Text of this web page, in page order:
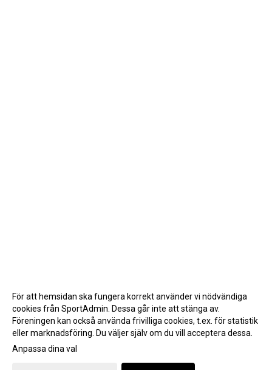
Gå till Webbversion
För att hemsidan ska fungera korrekt använder vi nödvändiga
cookies från SportAdmin. Dessa går inte att stänga av.
Föreningen kan också använda frivilliga cookies, t.ex. för statistik
eller marknadsföring. Du väljer själv om du vill acceptera dessa.
Anpassa dina val